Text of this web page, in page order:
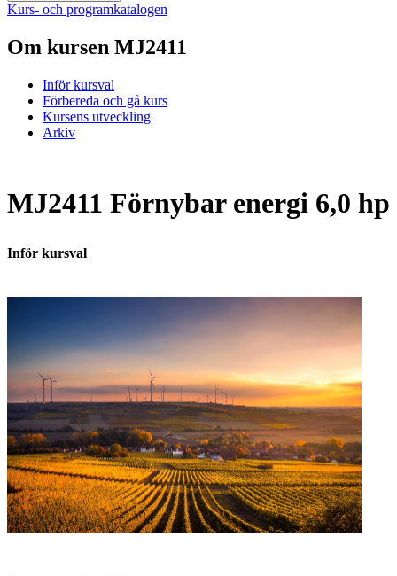
Kurs- och programkatalogen
Om kursen MJ2411
Inför kursval
Förbereda och gå kurs
Kursens utveckling
Arkiv
MJ2411 Förnybar energi 6,0 hp
Inför kursval